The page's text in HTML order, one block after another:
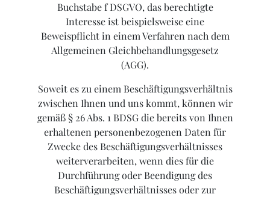
Buchstabe f DSGVO, das berechtigte
Interesse ist beispielsweise eine
Beweispflicht in einem Verfahren nach dem
Allgemeinen Gleichbehandlungsgesetz
(AGG).
Soweit es zu einem Beschäftigungsverhältnis
zwischen Ihnen und uns kommt, können wir
gemäß § 26 Abs. 1 BDSG die bereits von Ihnen
erhaltenen personenbezogenen Daten für
Zwecke des Beschäftigungsverhältnisses
weiterverarbeiten, wenn dies für die
Durchführung oder Beendigung des
Beschäftigungsverhältnisses oder zur